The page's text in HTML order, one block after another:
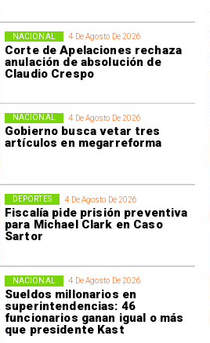
4 De Agosto De 2026
Corte de Apelaciones rechaza
anulación de absolución de
Claudio Crespo
NACIONAL
4 De Agosto De 2026
Gobierno busca vetar tres
artículos en megarreforma
NACIONAL
4 De Agosto De 2026
Fiscalía pide prisión preventiva
para Michael Clark en Caso
Sartor
DEPORTES
4 De Agosto De 2026
Sueldos millonarios en
superintendencias: 46
funcionarios ganan igual o más
que presidente Kast
NACIONAL